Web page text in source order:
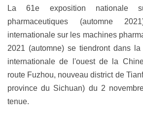
La 61e exposition nationale
pharmaceutiques (automne
internationale sur les machines
2021 (automne) se tiendront dans
internationale de l'ouest de la
route Fuzhou, nouveau district de
province du Sichuan) du 2
tenue.